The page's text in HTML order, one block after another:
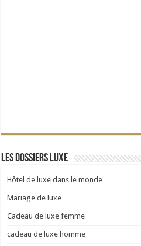
Les dossiers Luxe
Hôtel de luxe dans le monde
Mariage de luxe
Cadeau de luxe femme
cadeau de luxe homme